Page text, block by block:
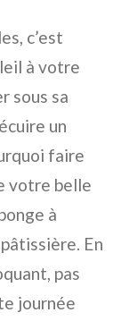
c’est
à votre
sous sa
un
faire
votre belle
à
En
pas
journée